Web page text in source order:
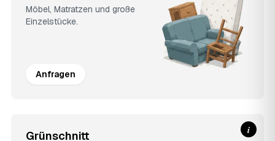
Möbel, Matratzen und große
Einzelstücke.
Anfragen
Grünschnitt i